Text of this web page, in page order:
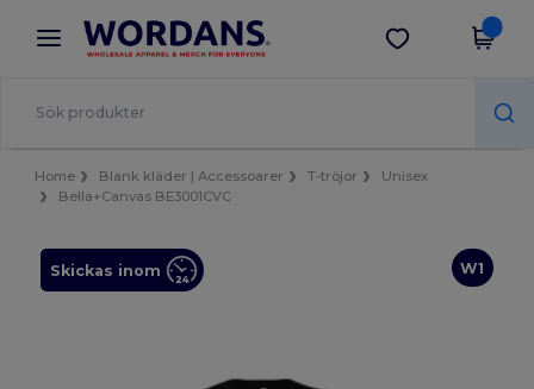
× Wordans-app
Bättre priser i appen!
Hämta app
Home Blank kläder | Accessoarer T-tröjor
Unisex
Bella+Canvas BE3001CVC
W1
Skickas inom